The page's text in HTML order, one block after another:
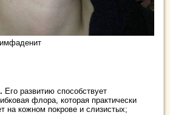
Его развитию способствует
флора, которая практически
на кожном покрове и слизистых;